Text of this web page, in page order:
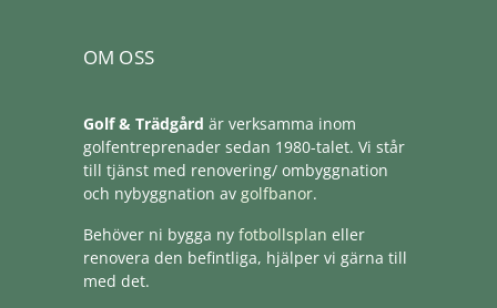
OM OSS
Golf & Trädgård är verksamma inom
golfentreprenader sedan 1980-talet. Vi står
till tjänst med renovering/ ombyggnation
och nybyggnation av golfbanor.
Behöver ni bygga ny fotbollsplan eller
renovera den befintliga, hjälper vi gärna till
med det.